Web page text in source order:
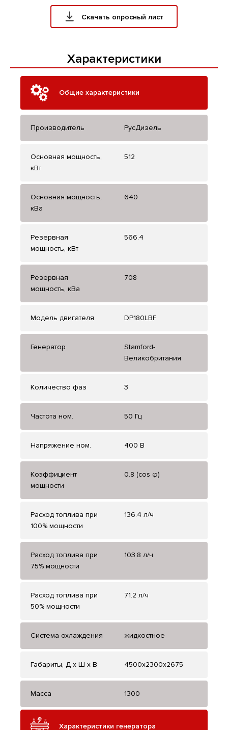
Скачать опросный лист
Характеристики
Общие характеристики
Производитель РусДизель
Основная мощность,
кВт
512
Основная мощность,
кВа
640
Резервная
мощность, кВт
566.4
Резервная
мощность, кВа
708
Модель двигателя DP180LBF
Генератор
Stamford-
Великобритания
Количество фаз 3
Частота ном. 50 Гц
Напряжение ном. 400 В
Коэффициент
мощности
0.8 (cos φ)
Расход топлива при
100% мощности
136.4 л/ч
Расход топлива при
75% мощности
103.8 л/ч
Расход топлива при
50% мощности
71.2 л/ч
Система охлаждения жидкостное
Габариты, Д x Ш x В 4500x2300x2675
Масса 1300
Характеристики генератора